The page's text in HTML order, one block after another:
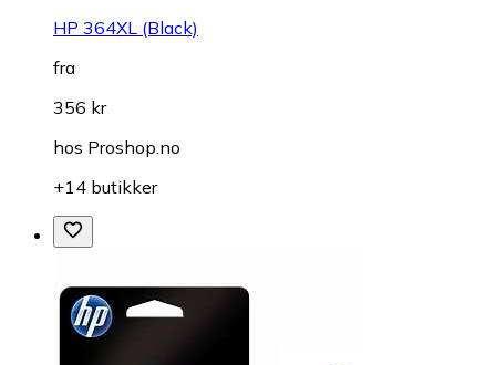
HP 364XL (Black)
fra
356 kr
hos Proshop.no
+14 butikker